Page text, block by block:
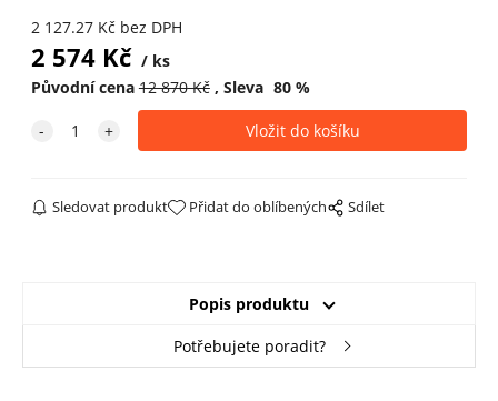
2 127.27Kč bez DPH
2 574Kč
ks
Původní cena 12 870Kč Sleva 80%
Sledovat produkt Přidat do oblíbených Sdílet
Popis produktu
Potřebujete poradit?